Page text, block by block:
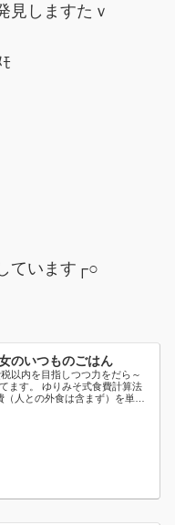
見しますたｖ
ています┌○
のいつものごはん
以内を目指しつつ力をだら～
ます。 ゆりみそ式食費計算法
人との外食は含まず）を単純